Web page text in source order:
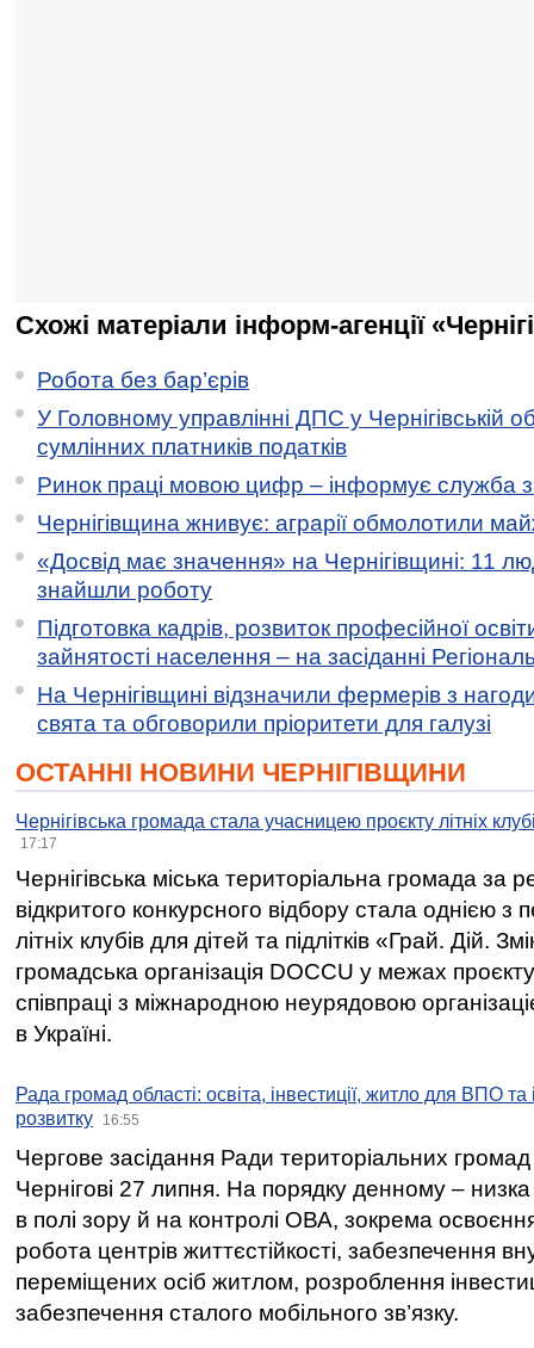
Схожі матеріали інформ-агенції
Робота без бар’єрів
У Головному управлінні ДПС у Чернігівській
сумлінних платників податків
Ринок праці мовою цифр – інформує служба
Чернігівщина жнивує: аграрії обмолотили
«Досвід має значення» на Чернігівщині: 11
знайшли роботу
Підготовка кадрів, розвиток професійної
зайнятості населення – на засіданні
На Чернігівщині відзначили фермерів з
свята та обговорили пріоритети для галузі
ОСТАННІ НОВИНИ ЧЕРНІГІВЩИНИ
Чернігівська громада стала учасницею проєкту літніх
17:17
Чернігівська міська територіальна громада за
відкритого конкурсного відбору стала однією
літніх клубів для дітей та підлітків «Грай. Дій.
громадська організація DOCCU у межах
співпраці з міжнародною неурядовою
в Україні.
Рада громад області: освіта, інвестиції, житло для ВПО
розвитку
16:55
Чергове засідання Ради територіальних громад
Чернігові 27 липня. На порядку денному –
в полі зору й на контролі ОВА, зокрема освоєння
робота центрів життєстійкості, забезпечення
переміщених осіб житлом, розроблення
забезпечення сталого мобільного зв’язку.